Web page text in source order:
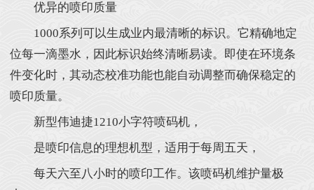
优异的喷印质量
1000系列可以生成业内最清晰的标识。它精确地定
位每一滴墨水，因此标识始终清晰易读。即使在环境条
件变化时，其动态校准功能也能自动调整而确保稳定的
喷印质量。
新型伟迪捷1210小字符喷码机，
是喷印信息的理想机型，适用于每周五天，
每天六至八小时的喷印工作。该喷码机维护量极